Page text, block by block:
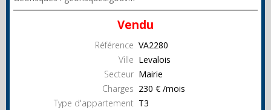
Vendu
Référence VA2280
Ville Levalois
Secteur Mairie
Charges 230 € /mois
Type d'appartement T3